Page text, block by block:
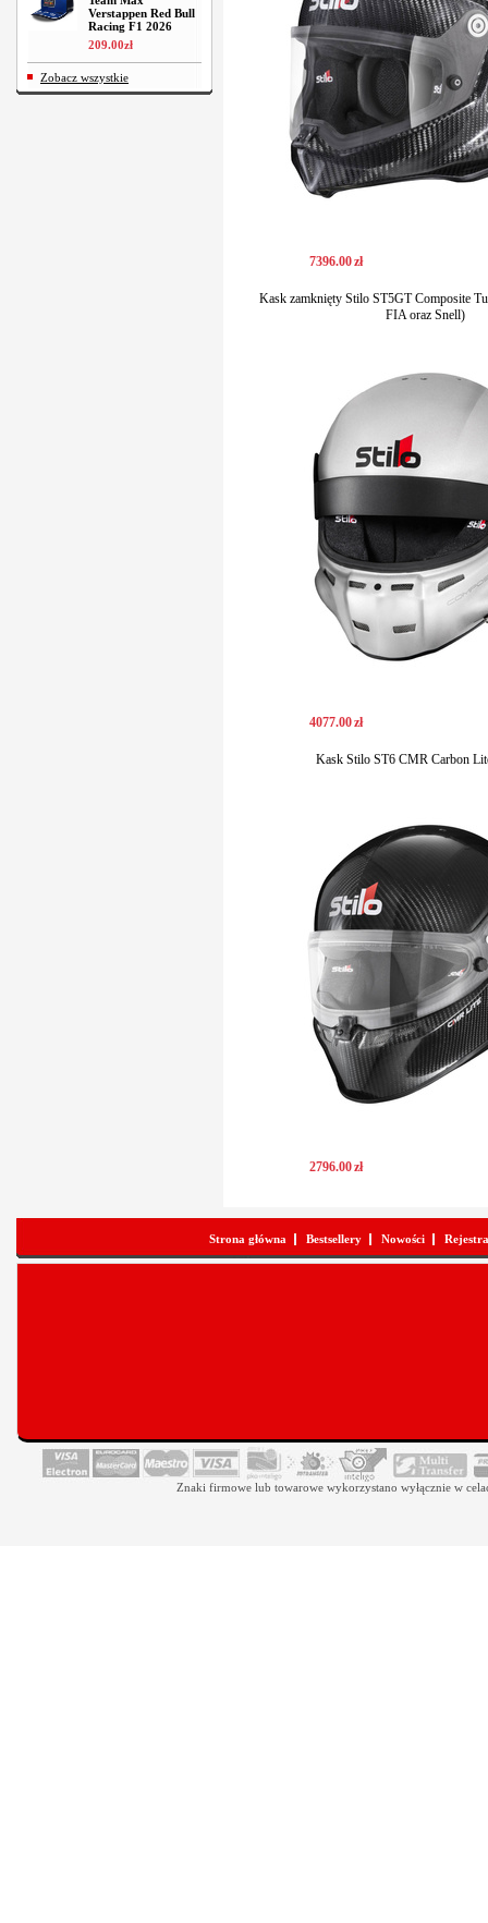
Verstappen Red Bull
Racing F1 2026
209.00zł
Zobacz wszystkie
7396.00zł
Kask zamknięty Stilo ST5GT Composite
FIA oraz Snell)
4077.00zł
Kask Stilo ST6 CMR Carbon
2796.00zł
Strona główna Bestsellery Nowości
Znaki firmowe lub towarowe wykorzystano wyłącznie w